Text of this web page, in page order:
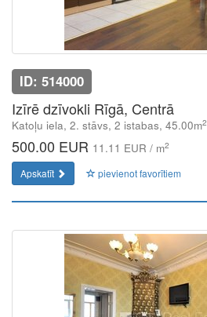
ID: 514000
Izīrē dzīvokli Rīgā, Centrā
Katoļu iela, 2. stāvs, 2 istabas, 45.00m2
500.00 EUR 11.11 EUR / m2
Apskatīt pievienot favorītiem